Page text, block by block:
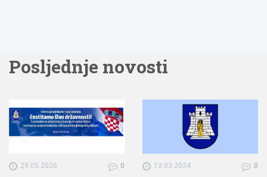
Posljednje novosti
29.05.2026 0 13.03.2024 0